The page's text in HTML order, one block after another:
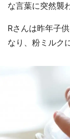
な言葉に突然襲
Rさんは昨年子
なり、粉ミルク